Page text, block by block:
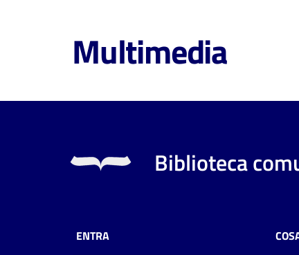
Multimedia
Biblioteca
ENTRA